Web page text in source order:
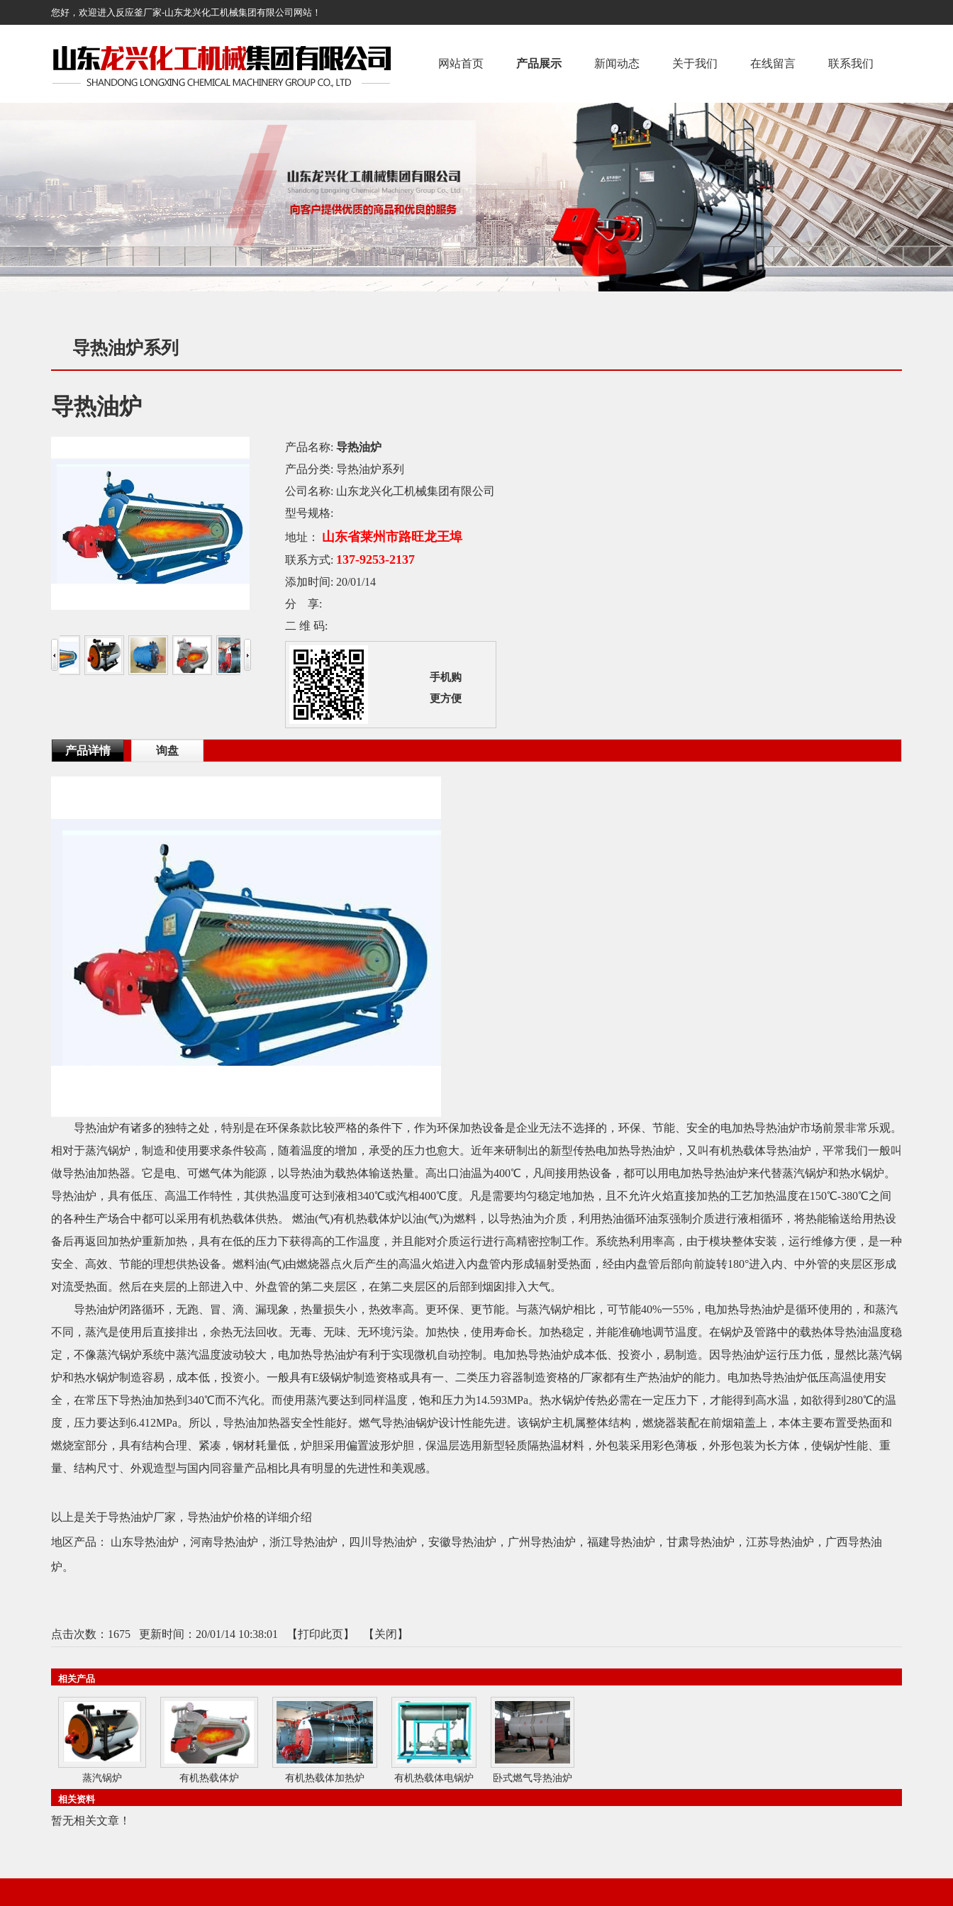
您好，欢迎进入反应釜厂家-山东龙兴化工机械集团有限公司网站！
网站首页 产品展示 新闻动态 关于我们 在线留言 联系我们
导热油炉系列
导热油炉
产品名称: 导热油炉
产品分类: 导热油炉系列
公司名称: 山东龙兴化工机械集团有限公司
型号规格:
地址：
山东省莱州市路旺龙王埠
联系方式: 137-9253-2137
添加时间: 20/01/14
分 享:
二 维 码:
手机购
更方便
产品详情 询盘
导热油炉有诸多的独特之处，特别是在环保条款比较严格的条件下，作为环保加热设备是企业无法不选择的，环保、节能、安全的电加热导热油炉市场前景非常乐观。
相对于蒸汽锅炉，制造和使用要求条件较高，随着温度的增加，承受的压力也愈大。近年来研制出的新型传热电加热导热油炉，又叫有机热载体导热油炉，平常我们一般叫
做导热油加热器。它是电、可燃气体为能源，以导热油为载热体输送热量。高出口油温为400℃，凡间接用热设备，都可以用电加热导热油炉来代替蒸汽锅炉和热水锅炉。
导热油炉，具有低压、高温工作特性，其供热温度可达到液相340℃或汽相400℃度。凡是需要均匀稳定地加热，且不允许火焰直接加热的工艺加热温度在150℃-380℃之间
的各种生产场合中都可以采用有机热载体供热。 燃油(气)有机热载体炉以油(气)为燃料，以导热油为介质，利用热油循环油泵强制介质进行液相循环，将热能输送给用热设
备后再返回加热炉重新加热，具有在低的压力下获得高的工作温度，并且能对介质运行进行高精密控制工作。系统热利用率高，由于模块整体安装，运行维修方便，是一种
安全、高效、节能的理想供热设备。燃料油(气)由燃烧器点火后产生的高温火焰进入内盘管内形成辐射受热面，经由内盘管后部向前旋转180°进入内、中外管的夹层区形成
对流受热面。然后在夹层的上部进入中、外盘管的第二夹层区，在第二夹层区的后部到烟囱排入大气。
导热油炉闭路循环，无跑、冒、滴、漏现象，热量损失小，热效率高。更环保、更节能。与蒸汽锅炉相比，可节能40%一55%，电加热导热油炉是循环使用的，和蒸汽
不同，蒸汽是使用后直接排出，余热无法回收。无毒、无味、无环境污染。加热快，使用寿命长。加热稳定，并能准确地调节温度。在锅炉及管路中的载热体导热油温度稳
定，不像蒸汽锅炉系统中蒸汽温度波动较大，电加热导热油炉有利于实现微机自动控制。电加热导热油炉成本低、投资小，易制造。因导热油炉运行压力低，显然比蒸汽锅
炉和热水锅炉制造容易，成本低，投资小。一般具有E级锅炉制造资格或具有一、二类压力容器制造资格的厂家都有生产热油炉的能力。电加热导热油炉低压高温使用安
全，在常压下导热油加热到340℃而不汽化。而使用蒸汽要达到同样温度，饱和压力为14.593MPa。热水锅炉传热必需在一定压力下，才能得到高水温，如欲得到280℃的温
度，压力要达到6.412MPa。所以，导热油加热器安全性能好。燃气导热油锅炉设计性能先进。该锅炉主机属整体结构，燃烧器装配在前烟箱盖上，本体主要布置受热面和
燃烧室部分，具有结构合理、紧凑，钢材耗量低，炉胆采用偏置波形炉胆，保温层选用新型轻质隔热温材料，外包装采用彩色薄板，外形包装为长方体，使锅炉性能、重
量、结构尺寸、外观造型与国内同容量产品相比具有明显的先进性和美观感。
以上是关于导热油炉厂家，导热油炉价格的详细介绍
地区产品： 山东导热油炉 ， 河南导热油炉 ， 浙江导热油炉 ， 四川导热油炉 ， 安徽导热油炉 ， 广州导热油炉 ， 福建导热油炉 ， 甘肃导热油炉 ， 江苏导热油炉 ， 广西导热油
炉。
点击次数： 1675 更新时间：20/01/14 10:38:01 【打印此页】 【 关闭 】
相关产品
蒸汽锅炉 有机热载体炉 有机热载体加热炉 有机热载体电锅炉
卧式燃气导热油炉
相关资料
暂无相关文章！